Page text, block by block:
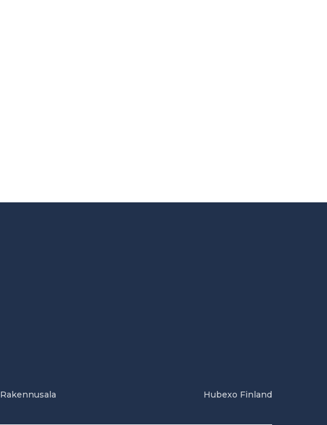
Rakennusala Hubexo Finland